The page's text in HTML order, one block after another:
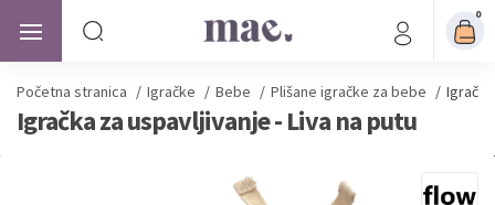
0
Početna stranica / Igračke / Bebe / Plišane igračke za bebe /
Igračka za uspavljivanje - Liva na putu